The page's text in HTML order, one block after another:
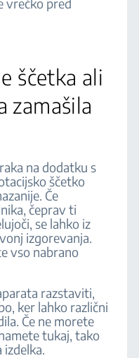
ščetka ali
zamašila
na dodatku s
ščetko
Če
čeprav ti
se lahko iz
izgorevanja.
vso nabrano
razstaviti,
ker lahko različni
Če ne morete
tukaj, tako
izdelka.